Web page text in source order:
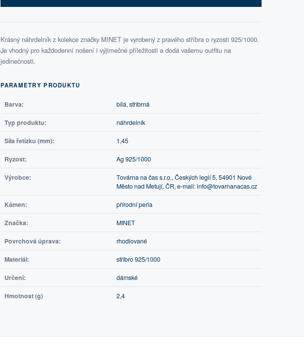
Krásný náhrdelník z kolekce značky MINET je vyrobený z pravého stříbra o ryzosti 925/1000.
Je vhodný pro každodenní nošení i výjimečné příležitosti a dodá vašemu outfitu na
jedinečnosti.
PARAMETRY PRODUKTU
Barva: bílá, stříbrná
Typ produktu: náhrdelník
Síla řetízku (mm): 1,45
Ryzost: Ag 925/1000
Výrobce:
Továrna na čas s.r.o., Českých legií 5, 54901 Nové
Město nad Metují, ČR, e-mail: info@tovarnanacas.cz
Kámen: přírodní perla
Značka: MINET
Povrchová úprava: rhodiované
Materiál: stříbro 925/1000
Určení: dámské
Hmotnost (g) 2,4